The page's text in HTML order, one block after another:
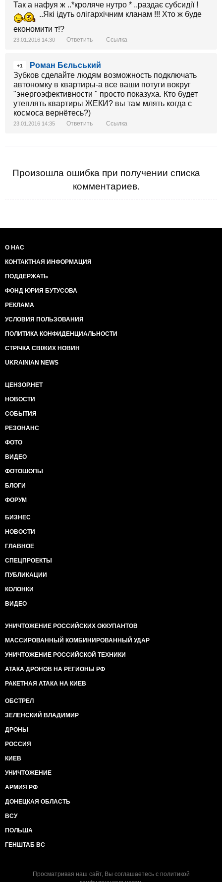
Так а нафуя ж ..*кроляче нутро * ..раздає субсидії !
..Які ідуть олігархічним кланам !!! Хто ж буде
економити т!?
23.01.2016 14:30 Ответить Ссылка
+1
Роман Бєльський
Зубков сделайте людям возможность подключать
автономку в квартиры-а все ваши потуги вокруг
"энергоэфективности " просто показуха. Кто будет
утеплять квартиры ЖЕКИ? вы там млять когда с
космоса вернётесь?)
23.01.2016 14:35 Ответить Ссылка
Произошла ошибка при получении списка
комментариев.
О НАС
КОНТАКТНАЯ ИНФОРМАЦИЯ
ПОДДЕРЖАТЬ
ФОНД ЮРИЯ БУТУСОВА
РЕКЛАМА
УСЛОВИЯ ПОЛЬЗОВАНИЯ
ПОЛИТИКА КОНФИДЕНЦИАЛЬНОСТИ
СТРІЧКА СВІЖИХ НОВИН
UKRAINIAN NEWS
ЦЕНЗОР.НЕТ
НОВОСТИ
СОБЫТИЯ
РЕЗОНАНС
ФОТО
ВИДЕО
ФОТОШОПЫ
БЛОГИ
ФОРУМ
БИЗНЕС
НОВОСТИ
ГЛАВНОЕ
СПЕЦПРОЕКТЫ
ПУБЛИКАЦИИ
КОЛОНКИ
ВИДЕО
УНИЧТОЖЕНИЕ РОССИЙСКИХ ОККУПАНТОВ
МАССИРОВАННЫЙ КОМБИНИРОВАННЫЙ УДАР
УНИЧТОЖЕНИЕ РОССИЙСКОЙ ТЕХНИКИ
АТАКА ДРОНОВ НА РЕГИОНЫ РФ
РАКЕТНАЯ АТАКА НА КИЕВ
ОБСТРЕЛ
ЗЕЛЕНСКИЙ ВЛАДИМИР
ДРОНЫ
РОССИЯ
КИЕВ
УНИЧТОЖЕНИЕ
АРМИЯ РФ
ДОНЕЦКАЯ ОБЛАСТЬ
ВСУ
ПОЛЬША
ГЕНШТАБ ВС
Просматривая наш сайт, Вы соглашаетесь с политикой